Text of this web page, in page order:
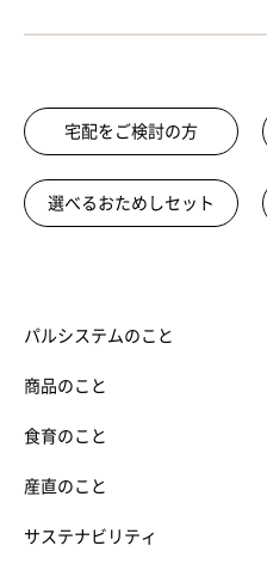
宅配をご検討の方
選べるおためしセット
パルシステムのこと
商品のこと
食育のこと
産直のこと
サステナビリティ